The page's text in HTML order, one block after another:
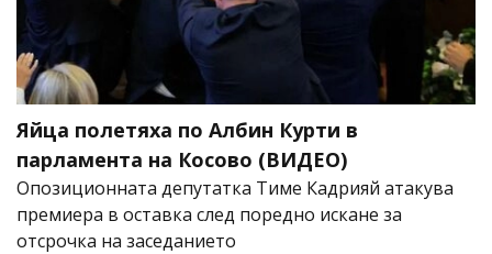
Яйца полетяха по Албин Курти в
парламента на Косово (ВИДЕО)
Опозиционната депутатка Тиме Кадрияй атакува
премиера в оставка след поредно искане за
отсрочка на заседанието